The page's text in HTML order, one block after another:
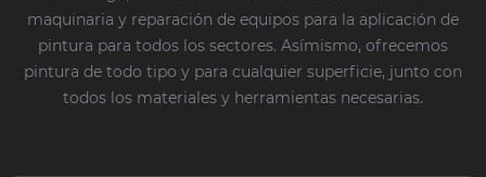
maquinaria y reparación de equipos para la aplicación de
pintura para todos los sectores. Asímismo, ofrecemos
pintura de todo tipo y para cualquier superficie, junto con
todos los materiales y herramientas necesarias.